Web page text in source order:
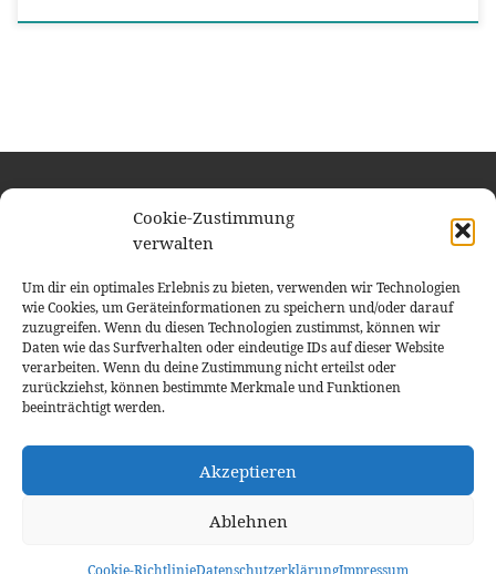
Cookie-Zustimmung
verwalten
Um dir ein optimales Erlebnis zu bieten, verwenden wir Technologien
wie Cookies, um Geräteinformationen zu speichern und/oder darauf
zuzugreifen. Wenn du diesen Technologien zustimmst, können wir
Daten wie das Surfverhalten oder eindeutige IDs auf dieser Website
verarbeiten. Wenn du deine Zustimmung nicht erteilst oder
zurückziehst, können bestimmte Merkmale und Funktionen
beeinträchtigt werden.
Akzeptieren
Ablehnen
Cookie-RichtlinieDatenschutzerklärungImpressum
Login
Cookie-Richtlinie (EU)
Coaching-Atelier Eifel– Alle Rechte vorbehalten
Präsentiert vonWP– Entworfen mit demCustomizr-Theme